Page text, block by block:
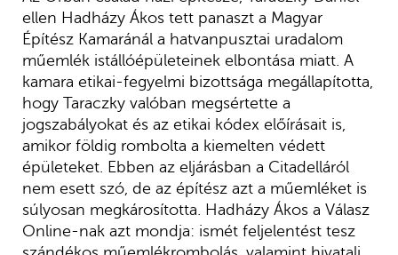
ellen Hadházy Ákos tett panaszt a Magyar
Építész Kamaránál a hatvanpusztai uradalom
műemlék istállóépületeinek elbontása miatt. A
kamara etikai-fegyelmi bizottsága megállapította,
hogy Taraczky valóban megsértette a
jogszabályokat és az etikai kódex előírásait is,
amikor földig rombolta a kiemelten védett
épületeket. Ebben az eljárásban a Citadelláról
nem esett szó, de az építész azt a műemléket is
súlyosan megkárosította. Hadházy Ákos a Válasz
Online-nak azt mondja: ismét feljelentést tesz